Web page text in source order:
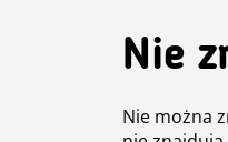
Nie
Nie można